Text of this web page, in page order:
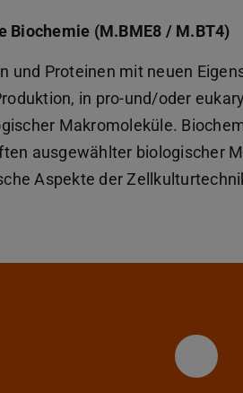
Biochemie (M.BME8 / M.BT4)
und Proteinen mit neuen
in pro-und/oder
Makromoleküle.
ausgewählter biologischer
Aspekte der